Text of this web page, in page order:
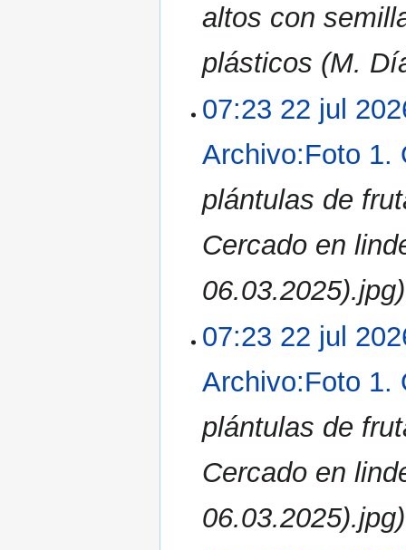
altos con
plásticos (M.
07:23 22 jul
Archivo:Foto 1.
plántulas de
Cercado en
06.03.2025).jpg)
07:23 22 jul
Archivo:Foto 1.
plántulas de
Cercado en
06.03.2025).jpg)